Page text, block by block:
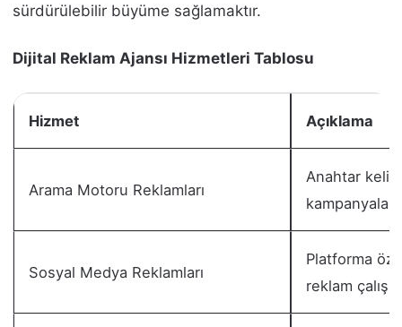
sürdürülebilir büyüme sağlamaktır.
Dijital Reklam Ajansı Hizmetleri Tablosu
Hizmet Açıklama
Arama Motoru Reklamları
Anahtar
Sosyal Medya Reklamları
Platforma
reklam